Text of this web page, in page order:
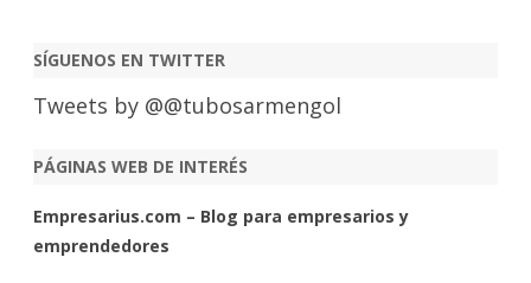
SÍGUENOS EN TWITTER
Tweets by @@tubosarmengol
PÁGINAS WEB DE INTERÉS
Empresarius.com – Blog para empresarios y
emprendedores